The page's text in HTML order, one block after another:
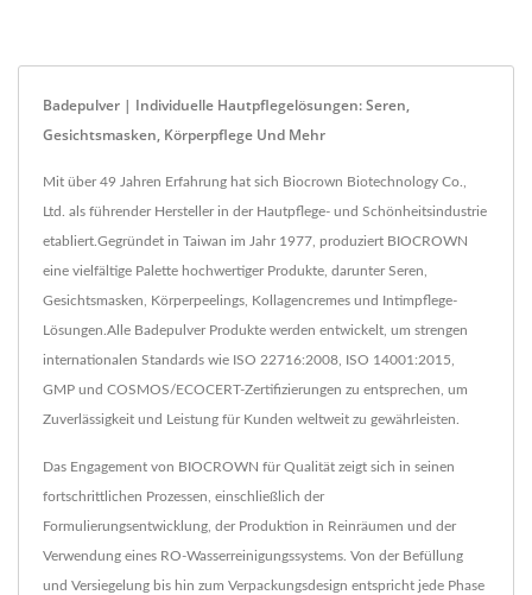
Badepulver | Individuelle Hautpflegelösungen: Seren,
Gesichtsmasken, Körperpflege Und Mehr
Mit über 49 Jahren Erfahrung hat sich Biocrown Biotechnology Co.,
Ltd. als führender Hersteller in der Hautpflege- und Schönheitsindustrie
etabliert.Gegründet in Taiwan im Jahr 1977, produziert BIOCROWN
eine vielfältige Palette hochwertiger Produkte, darunter Seren,
Gesichtsmasken, Körperpeelings, Kollagencremes und Intimpflege-
Lösungen.Alle Badepulver Produkte werden entwickelt, um strengen
internationalen Standards wie ISO 22716:2008, ISO 14001:2015,
GMP und COSMOS/ECOCERT-Zertifizierungen zu entsprechen, um
Zuverlässigkeit und Leistung für Kunden weltweit zu gewährleisten.
Das Engagement von BIOCROWN für Qualität zeigt sich in seinen
fortschrittlichen Prozessen, einschließlich der
Formulierungsentwicklung, der Produktion in Reinräumen und der
Verwendung eines RO-Wasserreinigungssystems. Von der Befüllung
und Versiegelung bis hin zum Verpackungsdesign entspricht jede Phase